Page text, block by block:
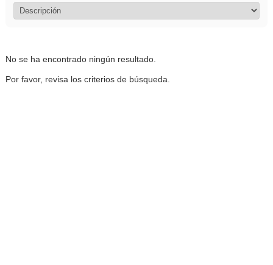
No se ha encontrado ningún resultado.
Por favor, revisa los criterios de búsqueda.